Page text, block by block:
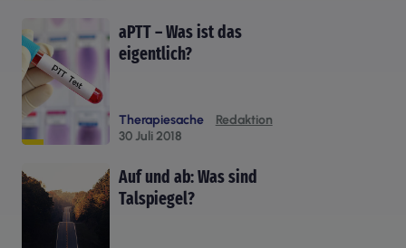
aPTT – Was ist das
eigentlich?
Therapiesache
Redaktion
30 Juli 2018
Auf und ab: Was sind
Talspiegel?